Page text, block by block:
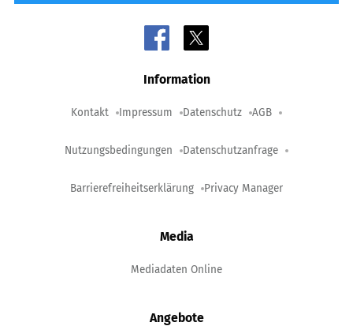
Information
Kontakt Impressum Datenschutz AGB
Nutzungsbedingungen Datenschutzanfrage
Barrierefreiheitserklärung Privacy Manager
Media
Mediadaten Online
Angebote